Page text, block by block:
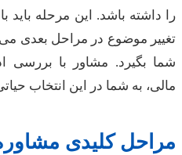
باشد. این مرحله باید با
موضوع در مراحل بعدی می‌تواند
به شما در این انتخاب حیاتی
کلیدی مشاوره